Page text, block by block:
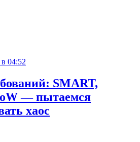
04:52
SMART,
— пытаемся
хаос